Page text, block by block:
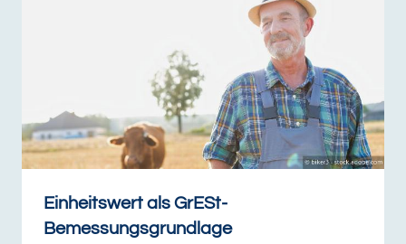
Einheitswert als GrESt-
Bemessungsgrundlage